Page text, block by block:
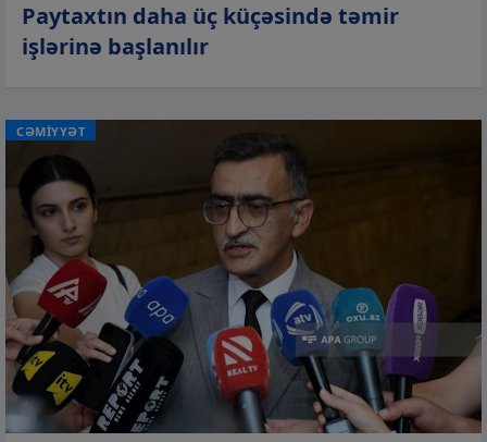
Paytaxtın daha üç küçəsində təmir
işlərinə başlanılır
CƏMİYYƏT